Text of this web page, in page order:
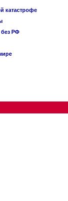
катастрофе
РФ